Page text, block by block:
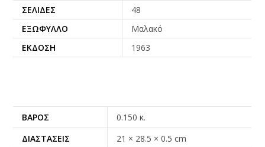
ΣΕΛΊΔΕΣ
48
ΕΞΏΦΥΛΛΟ
Μαλακό
ΈΚΔΟΣΗ
1963
ΒΆΡΟΣ
0.150 κ.
ΔΙΑΣΤΆΣΕΙΣ
21 × 28.5 × 0.5 cm